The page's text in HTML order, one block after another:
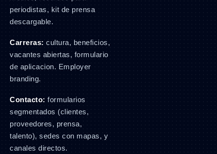
periodistas, kit de prensa
descargable.
Carreras: cultura, beneficios,
vacantes abiertas, formulario
de aplicacion. Employer
branding.
Contacto: formularios
segmentados (clientes,
proveedores, prensa,
talento), sedes con mapas, y
canales directos.